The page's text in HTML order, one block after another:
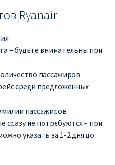
Ryanair
– будьте внимательны при
пассажиров
среди предложенных
пассажиров
сразу не потребуются – при
указать за 1-2 дня до